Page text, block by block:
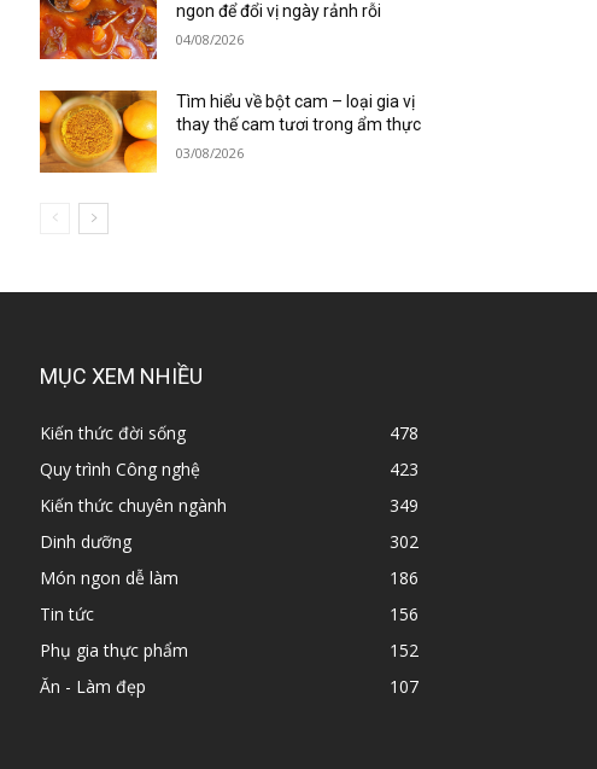
ngon để đổi vị ngày rảnh rỗi
04/08/2026
Tìm hiểu về bột cam – loại gia vị
thay thế cam tươi trong ẩm thực
03/08/2026
MỤC XEM NHIỀU
Kiến thức đời sống
478
Quy trình Công nghệ
423
Kiến thức chuyên ngành
349
Dinh dưỡng
302
Món ngon dễ làm
186
Tin tức
156
Phụ gia thực phẩm
152
Ăn - Làm đẹp
107